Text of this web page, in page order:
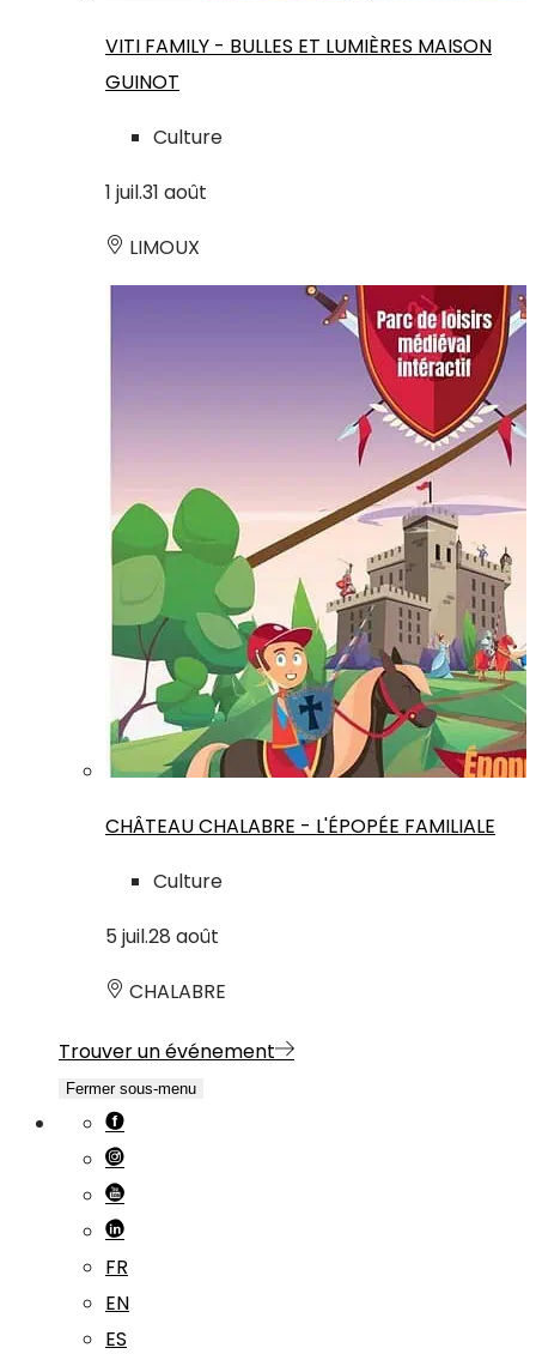
VITI FAMILY - BULLES ET LUMIÈRES MAISON
GUINOT
Culture
1 juil.31 août
LIMOUX
CHÂTEAU CHALABRE - L'ÉPOPÉE FAMILIALE
Culture
5 juil.28 août
CHALABRE
Trouver un événement
Fermer sous-menu
FR
EN
ES